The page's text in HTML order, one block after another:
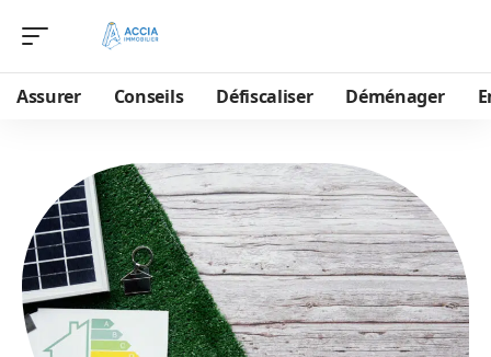
Assurer Conseils Défiscaliser Déménager